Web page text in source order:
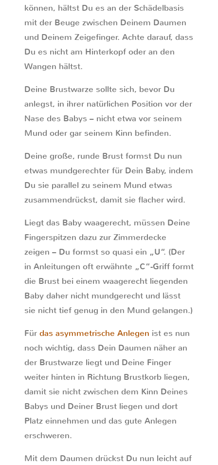
können, hältst Du es an der Schädelbasis
mit der Beuge zwischen Deinem Daumen
und Deinem Zeigefinger. Achte darauf, dass
Du es nicht am Hinterkopf oder an den
Wangen hältst.
Deine Brustwarze sollte sich, bevor Du
anlegst, in ihrer natürlichen Position vor der
Nase des Babys – nicht etwa vor seinem
Mund oder gar seinem Kinn befinden.
Deine große, runde Brust formst Du nun
etwas mundgerechter für Dein Baby, indem
Du sie parallel zu seinem Mund etwas
zusammendrückst, damit sie flacher wird.
Liegt das Baby waagerecht, müssen Deine
Fingerspitzen dazu zur Zimmerdecke
zeigen – Du formst so quasi ein „U“. (Der
in Anleitungen oft erwähnte „C“-Griff formt
die Brust bei einem waagerecht liegenden
Baby daher nicht mundgerecht und lässt
sie nicht tief genug in den Mund gelangen.)
Für das asymmetrische Anlegen ist es nun
noch wichtig, dass Dein Daumen näher an
der Brustwarze liegt und Deine Finger
weiter hinten in Richtung Brustkorb liegen,
damit sie nicht zwischen dem Kinn Deines
Babys und Deiner Brust liegen und dort
Platz einnehmen und das gute Anlegen
erschweren.
Mit dem Daumen drückst Du nun leicht auf